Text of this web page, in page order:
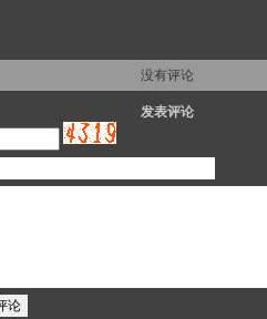
没有评论
发表评论